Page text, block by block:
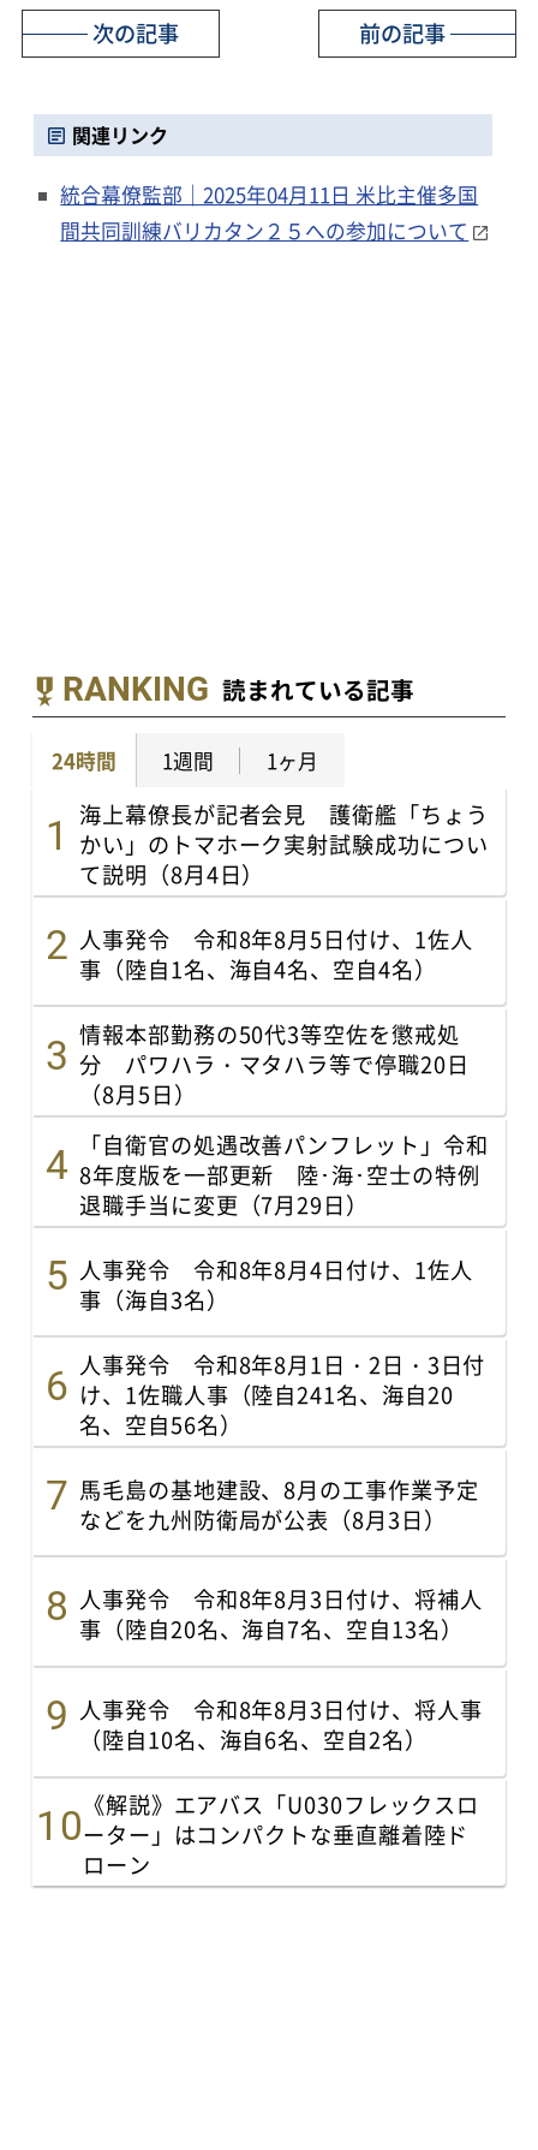
前の記事
次の記事
関連リンク
統合幕僚監部｜2025年04月11日 米比主催多国
間共同訓練バリカタン２５への参加について
RANKING 読まれている記事
24時間 1週間 1ヶ月
海上幕僚長が記者会見 護衛艦「ちょう
かい」のトマホーク実射試験成功につい
て説明（8月4日）
人事発令 令和8年8月5日付け、1佐人
事（陸自1名、海自4名、空自4名）
情報本部勤務の50代3等空佐を懲戒処
分 パワハラ・マタハラ等で停職20日
（8月5日）
「自衛官の処遇改善パンフレット」令和
8年度版を一部更新 陸･海･空士の特例
退職手当に変更（7月29日）
人事発令 令和8年8月4日付け、1佐人
事（海自3名）
人事発令 令和8年8月1日・2日・3日付
け、1佐職人事（陸自241名、海自20
名、空自56名）
馬毛島の基地建設、8月の工事作業予定
などを九州防衛局が公表（8月3日）
人事発令 令和8年8月3日付け、将補人
事（陸自20名、海自7名、空自13名）
人事発令 令和8年8月3日付け、将人事
（陸自10名、海自6名、空自2名）
《解説》エアバス「U030フレックスロ
ーター」はコンパクトな垂直離着陸ド
ローン